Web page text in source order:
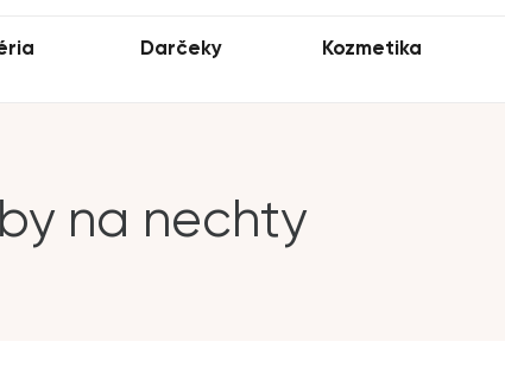
Darčeky Kozmetika
na nechty